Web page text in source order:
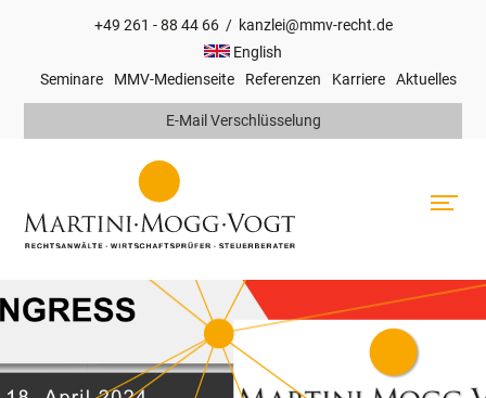
E-Mail Verschlüsselung
+49 261 - 88 44 66/ kanzlei@mmv-recht.de
English
Top
Seminare MMV-Medienseite Referenzen Karriere Aktuelles
Hauptnavigation